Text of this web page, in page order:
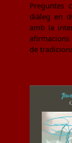
Preguntes
diàleg en
amb la
afirmacions
de